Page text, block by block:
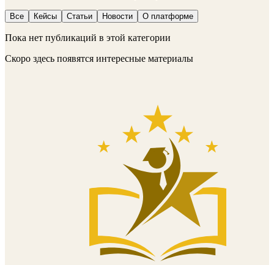
Все Кейсы Статьи Новости О платформе
Пока нет публикаций в этой категории
Скоро здесь появятся интересные материалы